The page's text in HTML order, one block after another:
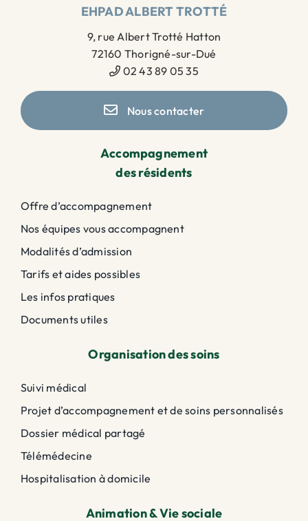
EHPAD ALBERT TROTTÉ
9, rue Albert Trotté Hatton
72160 Thorigné-sur-Dué
02 43 89 05 35
Nous contacter
Accompagnement
des résidents
Offre d’accompagnement
Nos équipes vous accompagnent
Modalités d’admission
Tarifs et aides possibles
Les infos pratiques
Documents utiles
Organisation des soins
Suivi médical
Projet d’accompagnement et de soins personnalisés
Dossier médical partagé
Télémédecine
Hospitalisation à domicile
Animation & Vie sociale